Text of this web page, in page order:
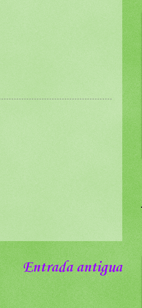
Entrada antigua